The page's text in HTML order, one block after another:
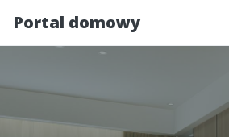
Portal domowy